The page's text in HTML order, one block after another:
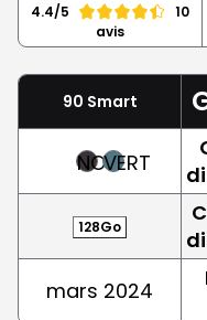
4.4/5
10
avis
90 Smart
NOIRVERT
128Go
mars 2024